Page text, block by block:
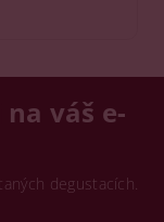
váš e-
degustacích.